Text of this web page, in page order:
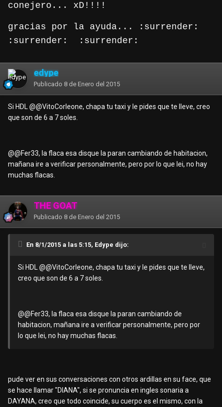
conejero... xD!!!!
gracias por la ayuda... :surrender:
:surrender:
:surrender:
edype
Publicado 8 de Enero del 2015
Si HDL @@VitoCorleone, chapa tu taxi y le pides que te lleve, creo
que son de 6 a 7 soles.
@@Fer33, la flaca esa disque la paran cambiando de habitacion,
mañana ire a verificar personalmente, pero por lo que lei, no hay
muchas flacas.
THE GOAT
Publicado 8 de Enero del 2015
En 8/1/2015 a las 5:15, Edype dijo:
Si HDL @@VitoCorleone, chapa tu taxi y le pides que te lleve,
creo que son de 6 a 7 soles.
@@Fer33, la flaca esa disque la paran cambiando de
habitacion, mañana ire a verificar personalmente, pero por
lo que lei, no hay muchas flacas.
pude ver en sus conversaciones con otros ardillas en su face, que
se hace llamar "DIANA", si se pronuncia en ingles sonaria a
DAYANA, creo que todo coincide, su cuerpo es el mismo, con la